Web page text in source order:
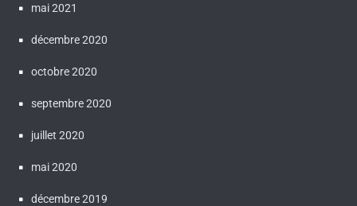
mai 2021
décembre 2020
octobre 2020
septembre 2020
juillet 2020
mai 2020
décembre 2019